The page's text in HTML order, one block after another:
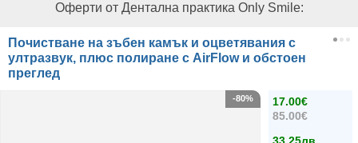
Оферти от Дентална практика Only Smile:
Почистване на зъбен камък и оцветявания с
ултразвук, плюс полиране с AirFlow и обстоен
преглед
17.00€
85.00€
-80%